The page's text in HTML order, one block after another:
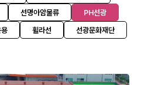
선명아암물류
PH선광
휠라선 선광문화재단